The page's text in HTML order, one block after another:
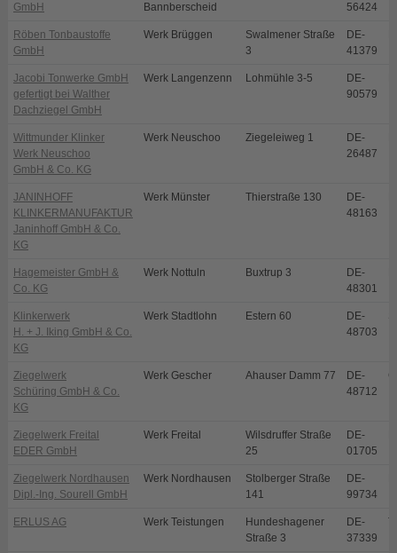
GmbH
Bannberscheid
56424
Röben Tonbaustoffe
GmbH
Werk Brüggen
Swalmener Straße
3
DE-
41379
Jacobi Tonwerke GmbH
gefertigt bei Walther
Dachziegel GmbH
Werk Langenzenn Lohmühle 3-5
DE-
90579
Wittmunder Klinker
Werk Neuschoo
GmbH & Co. KG
Werk Neuschoo Ziegeleiweg 1
DE-
26487
JANINHOFF
KLINKERMANUFAKTUR
Janinhoff GmbH & Co.
KG
Werk Münster Thierstraße 130
DE-
48163
Hagemeister GmbH &
Co. KG
Werk Nottuln Buxtrup 3
DE-
48301
Klinkerwerk
H. + J. Iking GmbH & Co.
KG
Werk Stadtlohn Estern 60
DE-
48703
Ziegelwerk
Schüring GmbH & Co.
KG
Werk Gescher Ahauser Damm 77
DE-
48712
Ziegelwerk Freital
EDER GmbH
Werk Freital
Wilsdruffer Straße
25
DE-
01705
Ziegelwerk Nordhausen
Dipl.-Ing. Sourell GmbH
Werk Nordhausen
Stolberger Straße
141
DE-
99734
ERLUS AG Werk Teistungen
Hundeshagener
Straße 3
DE-
37339